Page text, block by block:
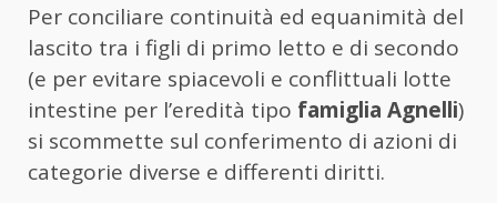
Per conciliare continuità ed equanimità del
lascito tra i figli di primo letto e di secondo
(e per evitare spiacevoli e conflittuali lotte
intestine per l’eredità tipo famiglia Agnelli)
si scommette sul conferimento di azioni di
categorie diverse e differenti diritti.